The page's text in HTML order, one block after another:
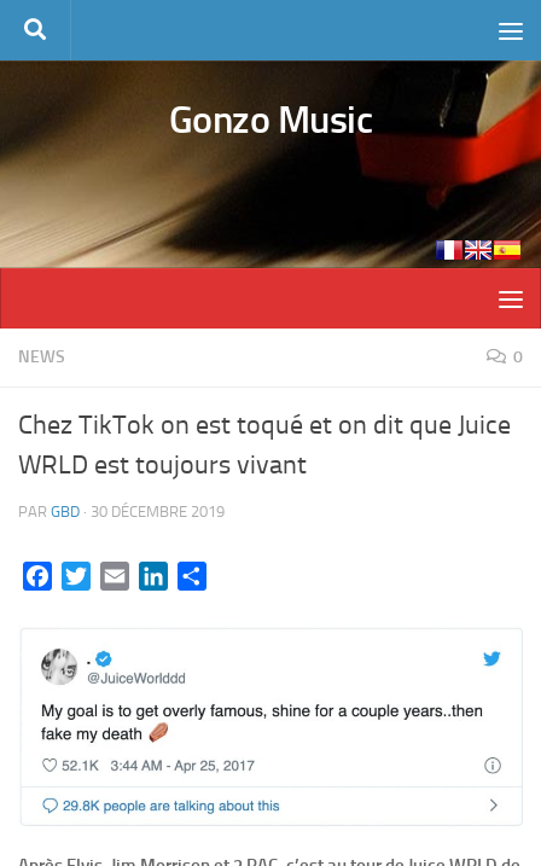
Skip to content
Gonzo Music
NEWS 0
Chez TikTok on est toqué et on dit que Juice
WRLD est toujours vivant
PAR GBD · 30 DÉCEMBRE 2019
FacebookTwitterEmail LinkedIn